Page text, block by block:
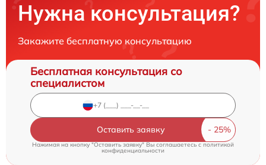
Нужна консультация?
Закажите бесплатную консультацию
Бесплатная консультация со
специалистом
Оставить заявку
Нажимая на кнопку "Оставить заявку" Вы соглашаетесь cполитикой
конфиденциальности